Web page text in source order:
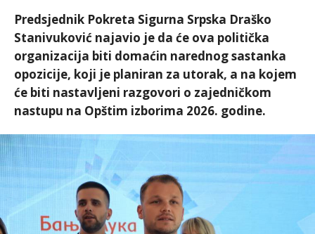
Predsjednik Pokreta Sigurna Srpska Draško
Stanivuković najavio je da će ova politička
organizacija biti domaćin narednog sastanka
opozicije, koji je planiran za utorak, a na kojem
će biti nastavljeni razgovori o zajedničkom
nastupu na Opštim izborima 2026. godine.